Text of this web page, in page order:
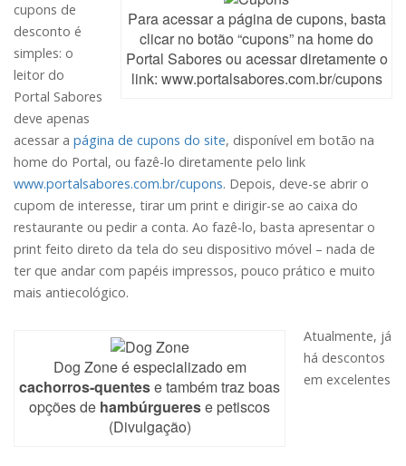
Para acessar a página de cupons, basta
clicar no botão “cupons” na home do
Portal Sabores ou acessar diretamente o
link: www.portalsabores.com.br/cupons
cupons de
desconto é
simples: o
leitor do
Portal Sabores
deve apenas
acessar a página de cupons do site, disponível em botão na
home do Portal, ou fazê-lo diretamente pelo link
www.portalsabores.com.br/cupons. Depois, deve-se abrir o
cupom de interesse, tirar um print e dirigir-se ao caixa do
restaurante ou pedir a conta. Ao fazê-lo, basta apresentar o
print feito direto da tela do seu dispositivo móvel – nada de
ter que andar com papéis impressos, pouco prático e muito
mais antiecológico.
Dog Zone é especializado em
cachorros-quentese também traz boas
opções de hambúrguerese petiscos
(Divulgação)
Atualmente, já
há descontos
em excelentes